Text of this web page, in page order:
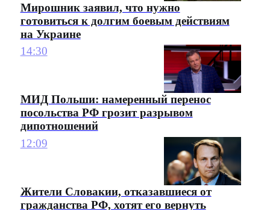
Мирошник заявил, что нужно
готовиться к долгим боевым действиям
на Украине
14:30
МИД Польши: намеренный перенос
посольства РФ грозит разрывом
дипотношений
12:09
Жители Словакии, отказавшиеся от
гражданства РФ, хотят его вернуть